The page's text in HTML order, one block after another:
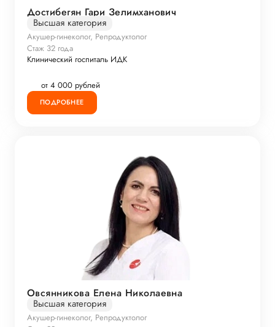
Достибегян Гари Зелимханович
Высшая категория
Акушер-гинеколог, Репродуктолог
Стаж 32 года
Клинический госпиталь ИДК
от 4 000 рублей
ПОДРОБНЕЕ
Овсянникова Елена Николаевна
Высшая категория
Акушер-гинеколог, Репродуктолог